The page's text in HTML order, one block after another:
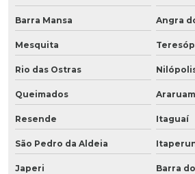
Barra Mansa Angra
Mesquita
Rio das Ostras
Queimados
Resende Itaguaí
São Pedro da Aldeia
Japeri Barra